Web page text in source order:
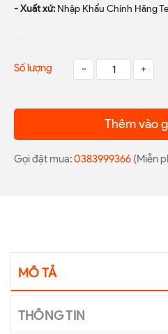
- Xuất xứ: Nhập Khẩu Chính Hãng
Số lượng - +
Thêm vào
Gọi đặt mua:0383999366 (Miễn
MÔ TẢ
THÔNG TIN